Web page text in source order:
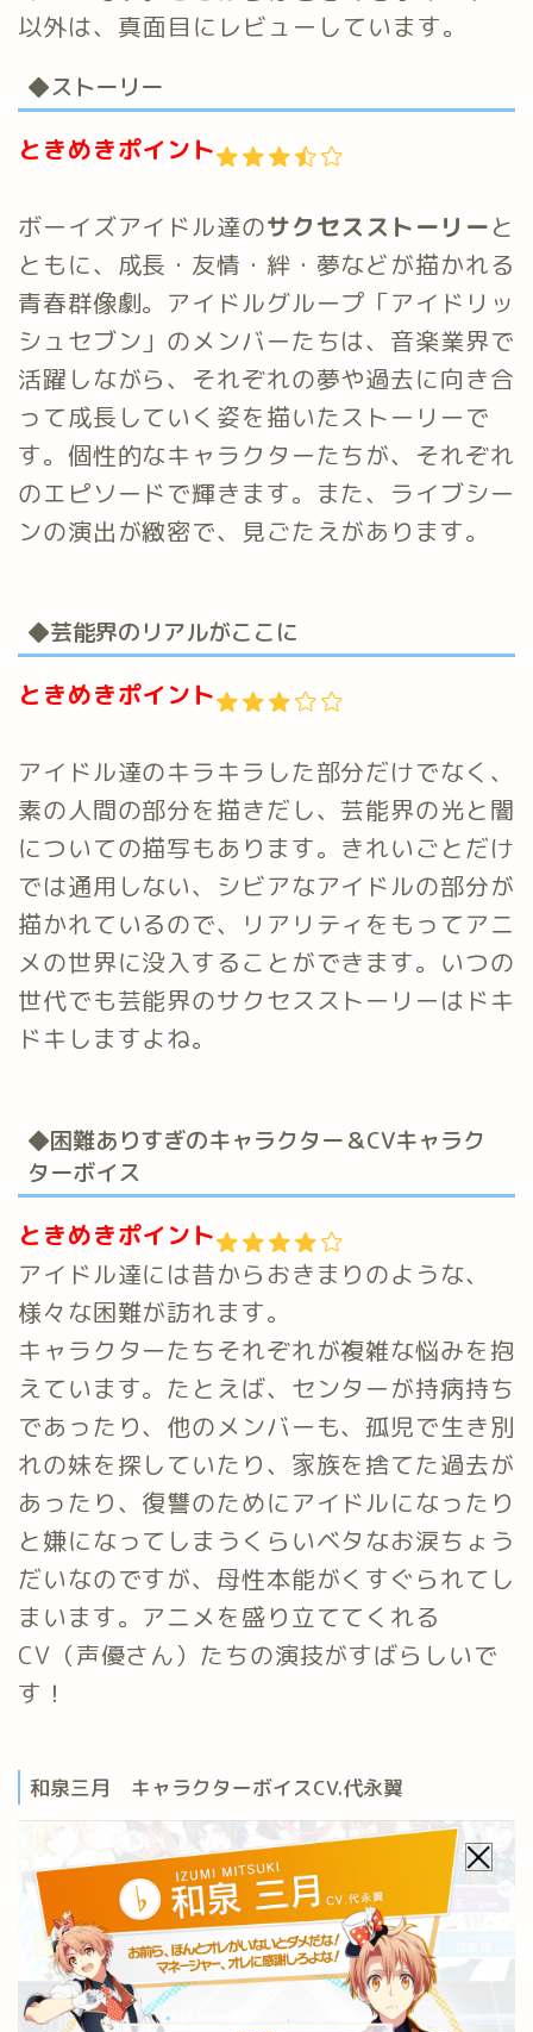
以外は、真面目にレビューしています。
◆ストーリー
ときめきポイント
ボーイズアイドル達のサクセスストーリーと
ともに、成長・友情・絆・夢などが描かれる
青春群像劇。アイドルグループ「アイドリッ
シュセブン」のメンバーたちは、音楽業界で
活躍しながら、それぞれの夢や過去に向き合
って成長していく姿を描いたストーリーで
す。個性的なキャラクターたちが、それぞれ
のエピソードで輝きます。また、ライブシー
ンの演出が緻密で、見ごたえがあります。
◆芸能界のリアルがここに
ときめきポイント
アイドル達のキラキラした部分だけでなく、
素の人間の部分を描きだし、芸能界の光と闇
についての描写もあります。きれいごとだけ
では通用しない、シビアなアイドルの部分が
描かれているので、リアリティをもってアニ
メの世界に没入することができます。いつの
世代でも芸能界のサクセスストーリーはドキ
ドキしますよね。
◆困難ありすぎのキャラクター＆CVキャラク
ターボイス
ときめきポイント
アイドル達には昔からおきまりのような、
様々な困難が訪れます。
キャラクターたちそれぞれが複雑な悩みを抱
えています。たとえば、センターが持病持ち
であったり、他のメンバーも、孤児で生き別
れの妹を探していたり、家族を捨てた過去が
あったり、復讐のためにアイドルになったり
と嫌になってしまうくらいベタなお涙ちょう
だいなのですが、母性本能がくすぐられてし
まいます。アニメを盛り立ててくれる
CV（声優さん）たちの演技がすばらしいで
す！
和泉三月 キャラクターボイスCV.代永翼